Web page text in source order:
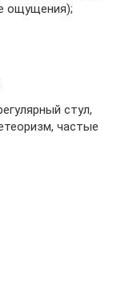
ощущения);
стул,
частые